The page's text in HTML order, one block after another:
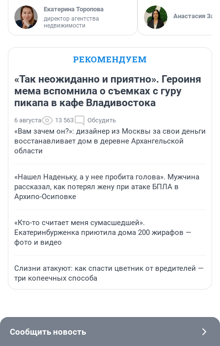
Екатерина Торопова
директор агентства
недвижимости
Анастасия
РЕКОМЕНДУЕМ
«Так неожиданно и приятно». Героиня
мема вспомнила о съемках с гуру
пикапа в кафе Владивостока
6 августа 13 563 Обсудить
«Вам зачем он?»: дизайнер из Москвы за свои деньги
восстанавливает дом в деревне Архангельской
области
«Нашел Наденьку, а у нее пробита голова». Мужчина
рассказал, как потерял жену при атаке БПЛА в
Архипо-Осиповке
«Кто-то считает меня сумасшедшей».
Екатеринбурженка приютила дома 200 жирафов —
фото и видео
Слизни атакуют: как спасти цветник от вредителей —
три копеечных способа
Сообщить новость